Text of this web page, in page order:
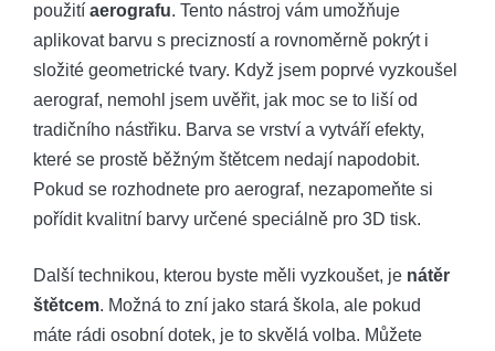
použití aerografu. Tento nástroj vám umožňuje
aplikovat barvu s precizností a rovnoměrně pokrýt i
složité geometrické tvary. Když jsem poprvé vyzkoušel
aerograf, nemohl jsem uvěřit, jak moc se to liší od
tradičního nástřiku. Barva se vrství a vytváří efekty,
které se prostě běžným štětcem nedají napodobit.
Pokud se rozhodnete pro aerograf, nezapomeňte si
pořídit kvalitní barvy určené speciálně pro 3D tisk.
Další technikou, kterou byste měli vyzkoušet, je nátěr
štětcem. Možná to zní jako stará škola, ale pokud
máte rádi osobní dotek, je to skvělá volba. Můžete